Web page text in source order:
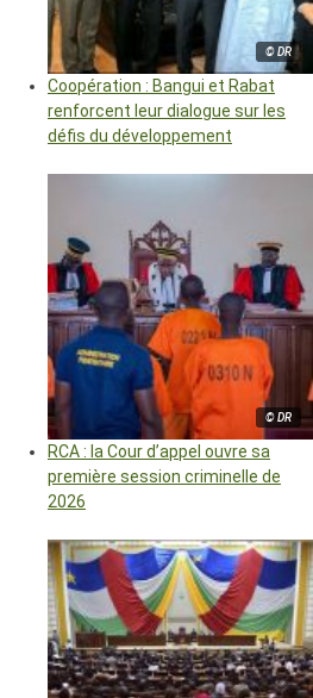
© DR
Coopération : Bangui et Rabat
renforcent leur dialogue sur les
défis du développement
© DR
RCA : la Cour d’appel ouvre sa
première session criminelle de
2026